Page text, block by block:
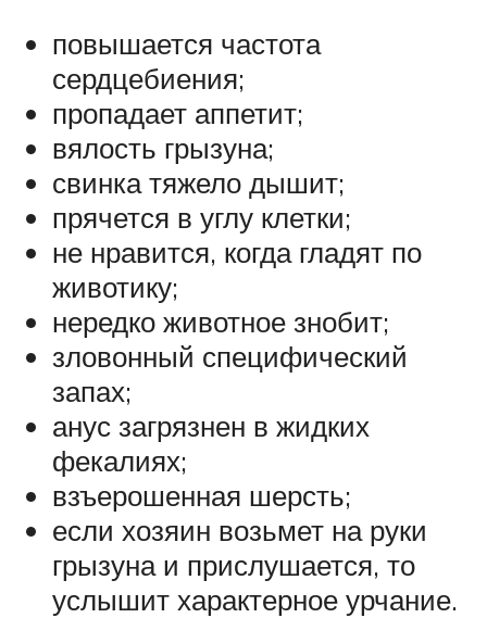
повышается частота
сердцебиения;
пропадает аппетит;
вялость грызуна;
свинка тяжело дышит;
прячется в углу клетки;
не нравится, когда гладят по
животику;
нередко животное знобит;
зловонный специфический
запах;
анус загрязнен в жидких
фекалиях;
взъерошенная шерсть;
если хозяин возьмет на руки
грызуна и прислушается, то
услышит характерное урчание.